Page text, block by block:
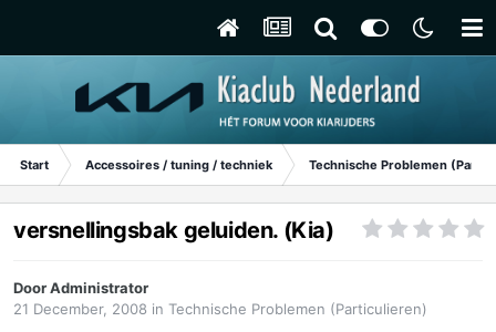
Start Accessoires / tuning / techniek Technische Problemen
versnellingsbak geluiden. (Kia)
DoorAdministrator
21 December, 2008 in Technische Problemen (Particulieren)